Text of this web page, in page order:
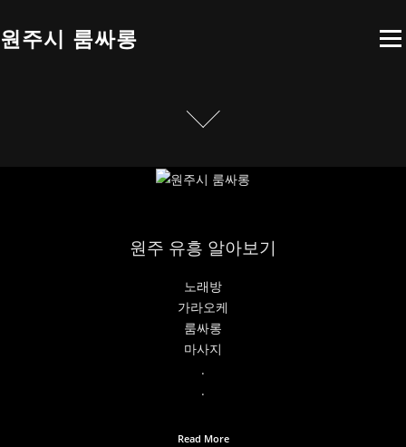
원주시 룸싸롱 메뉴
원주 유흥 알아보기
노래방
가라오케
룸싸롱
마사지
.
.
Read More